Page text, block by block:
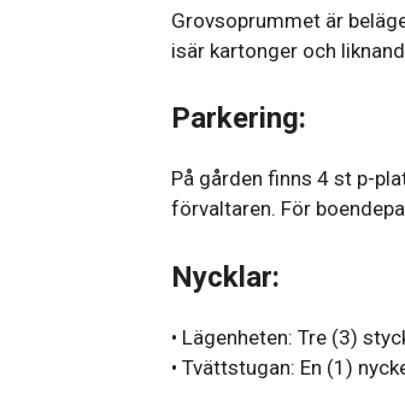
Grovsoprummet är
isär kartonger och
Parkering:
På gården finns 4 st p-
förvaltaren. För
Nycklar:
• Lägenheten: Tre (3)
• Tvättstugan: En (1)